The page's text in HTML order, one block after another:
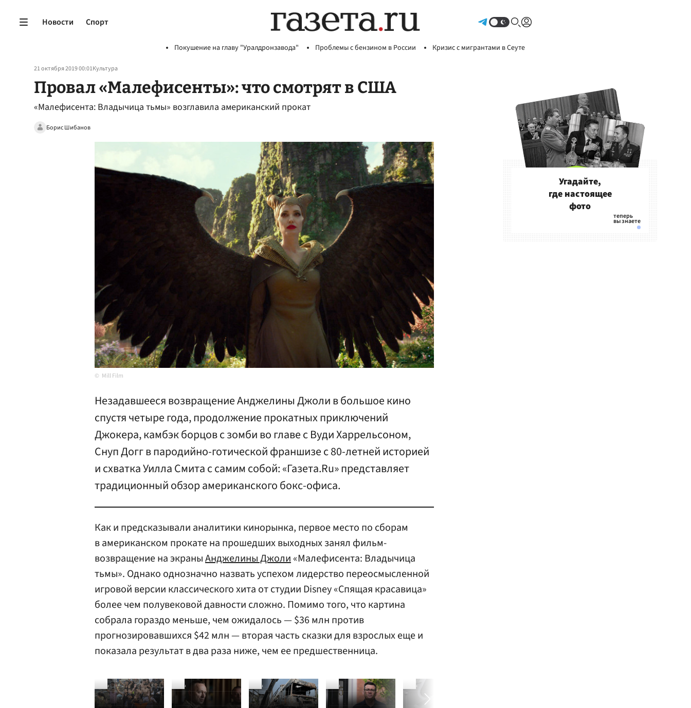
Новости Спорт
Покушение на главу "Уралдронзавода" Проблемы с бензином в России Кризис с мигрантами в Сеуте
21 октября 2019 00:01Культура
Провал «Малефисенты»: что смотрят в США
«Малефисента: Владычица тьмы» возглавила американский прокат
Борис Шибанов
Mill Film
Незадавшееся возвращение Анджелины Джоли в большое кино
спустя четыре года, продолжение прокатных приключений
Джокера, камбэк борцов с зомби во главе с Вуди Харрельсоном,
Снуп Догг в пародийно-готической франшизе с 80-летней историей
и схватка Уилла Смита с самим собой: «Газета.Ru» представляет
традиционный обзор американского бокс-офиса.
Как и предсказывали аналитики кинорынка, первое место по сборам
в американском прокате на прошедших выходных занял фильм-
возвращение на экраныАнджелины Джоли«Малефисента: Владычица
тьмы». Однако однозначно назвать успехом лидерство переосмысленной
игровой версии классического хита от студии Disney «Спящая красавица»
более чем полувековой давности сложно. Помимо того, что картина
собрала гораздо меньше, чем ожидалось — $36 млн против
прогнозировавшихся $42 млн — вторая часть сказки для взрослых еще и
показала результат в два раза ниже, чем ее предшественница.
Угадайте,
где настоящее
фото